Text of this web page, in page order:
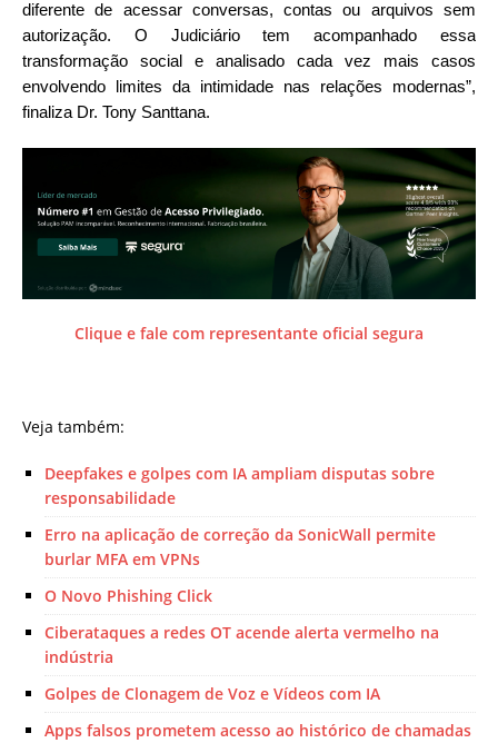
diferente de acessar conversas, contas ou arquivos sem
autorização. O Judiciário tem acompanhado essa
transformação social e analisado cada vez mais casos
envolvendo limites da intimidade nas relações modernas”,
finaliza Dr. Tony Santtana.
Clique e fale com representante oficial segura
Veja também:
Deepfakes e golpes com IA ampliam disputas sobre
responsabilidade
Erro na aplicação de correção da SonicWall permite
burlar MFA em VPNs
O Novo Phishing Click
Ciberataques a redes OT acende alerta vermelho na
indústria
Golpes de Clonagem de Voz e Vídeos com IA
Apps falsos prometem acesso ao histórico de chamadas